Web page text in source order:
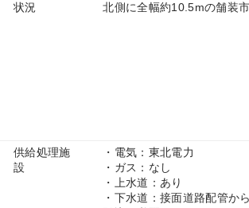
状況
北側に全幅約10.5mの舗装
供給処理施
設
・電気：東北電力
・ガス：なし
・上水道：あり
・下水道：接面道路配管か